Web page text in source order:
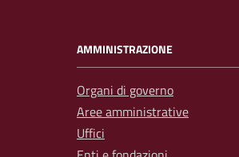
AMMINISTRAZIONE
Organi di governo
Aree amministrative
Uffici